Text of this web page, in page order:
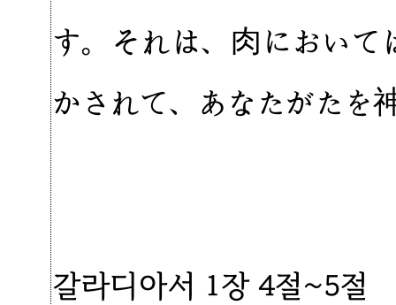
す。それは、肉におい
かされて、あなたがたを
갈라디아서 1장 4절~5절